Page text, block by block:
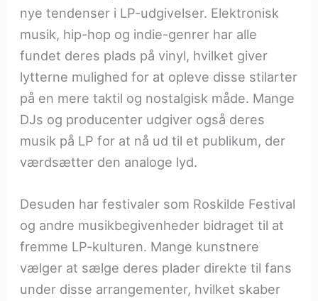
nye tendenser i LP-udgivelser. Elektronisk
musik, hip-hop og indie-genrer har alle
fundet deres plads på vinyl, hvilket giver
lytterne mulighed for at opleve disse stilarter
på en mere taktil og nostalgisk måde. Mange
DJs og producenter udgiver også deres
musik på LP for at nå ud til et publikum, der
værdsætter den analoge lyd.
Desuden har festivaler som Roskilde Festival
og andre musikbegivenheder bidraget til at
fremme LP-kulturen. Mange kunstnere
vælger at sælge deres plader direkte til fans
under disse arrangementer, hvilket skaber